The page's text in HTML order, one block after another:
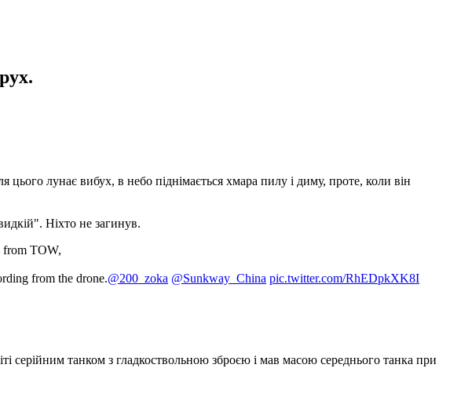
лунає вибух, в небо піднімається хмара пилу і диму, проте, коли він
Ніхто не загинув.
from TOW,
from the drone.@200_zoka @Sunkway_China pic.twitter.com/RhEDpkXK8I
танком з гладкоствольною зброєю і мав масою середнього танка при